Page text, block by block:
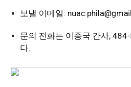
보낼 이메일:
문의 전화는 이종국 간사,
다.